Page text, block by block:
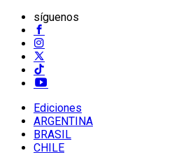
síguenos
Ediciones
ARGENTINA
BRASIL
CHILE